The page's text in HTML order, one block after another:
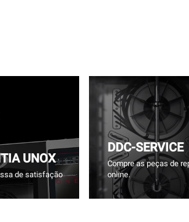
UNOX
de satisfação
DDC-SERVICE
Compre as peças de
online.